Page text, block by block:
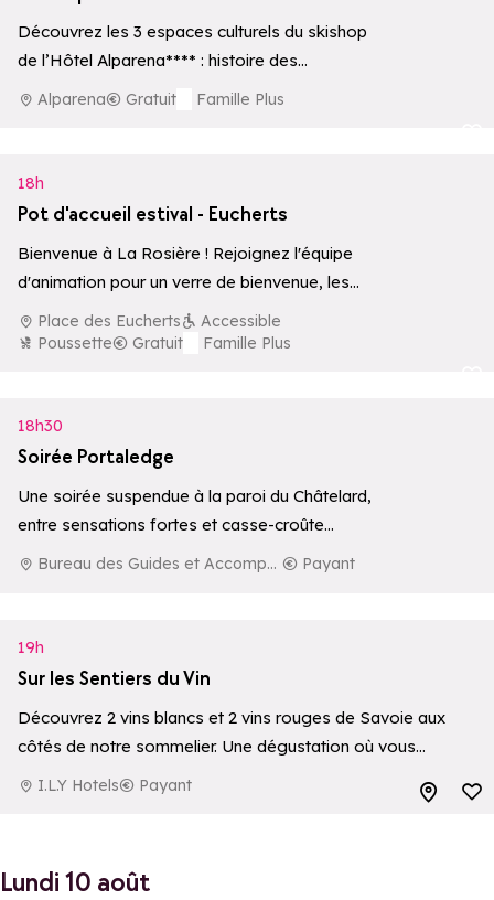
Découvrez les 3 espaces culturels du skishop
de l’Hôtel Alparena**** : histoire des
premières ascensions, écosystèmes
Alparena Gratuit
Famille Plus
18h
Pot d'accueil estival - Eucherts
Bienvenue à La Rosière ! Rejoignez l'équipe
d'animation pour un verre de bienvenue, les
bons plans de la semaine et des…
Place des Eucherts
Accessible
Poussette
Gratuit
Famille Plus
18h30
Soirée Portaledge
Une soirée suspendue à la paroi du Châtelard,
entre sensations fortes et casse-croûte
gourmand, encadrée par le Bureau des
Bureau des Guides et Accompagnateurs de La Rosière Payant
19h
Sur les Sentiers du Vin
Découvrez 2 vins blancs et 2 vins rouges de Savoie aux
côtés de notre sommelier. Une dégustation où vous
explorerez les secrets des arômes, les accords mets et
I.L.Y Hotels Payant Ajouter
Lundi 10 août